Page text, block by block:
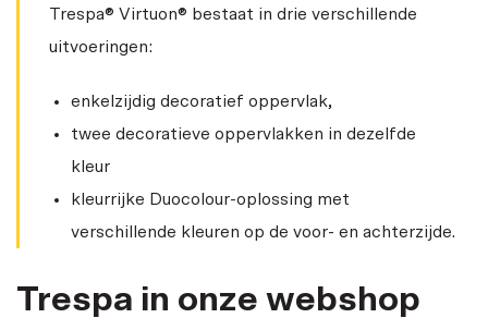
Trespa® Virtuon® bestaat in drie verschillende
uitvoeringen:
enkelzijdig decoratief oppervlak,
twee decoratieve oppervlakken in dezelfde
kleur
kleurrijke Duocolour-oplossing met
verschillende kleuren op de voor- en achterzijde.
Trespa in onze webshop